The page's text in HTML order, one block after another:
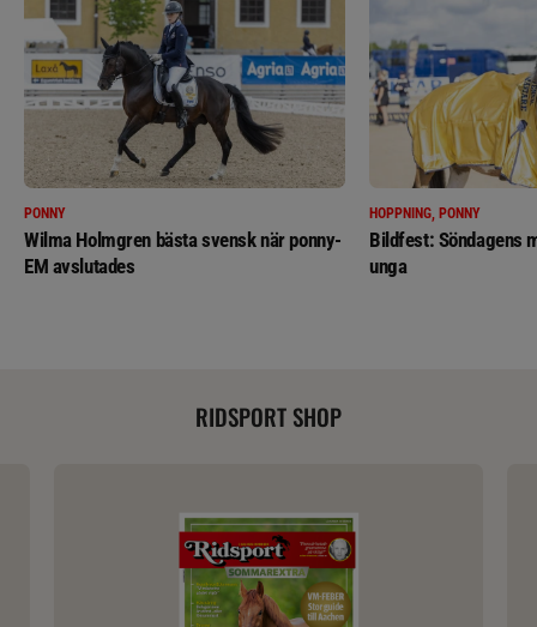
PONNY
Wilma Holmgren bästa svensk när ponny-
EM avslutades
HOPPNING, PONNY
Bildfest: Söndagens
unga
RIDSPORT SHOP